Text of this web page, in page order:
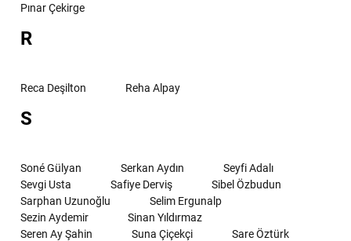
Pınar Çekirge
R
Reca Deşilton Reha Alpay
S
Soné Gülyan Serkan Aydın
Seyfi Adalı
Sevgi Usta
Safiye Derviş
Sibel Özbudun
Sarphan Uzunoğlu
Selim Ergunalp
Sezin Aydemir
Sinan Yıldırmaz
Seren Ay Şahin
Suna Çiçekçi
Sare Öztürk